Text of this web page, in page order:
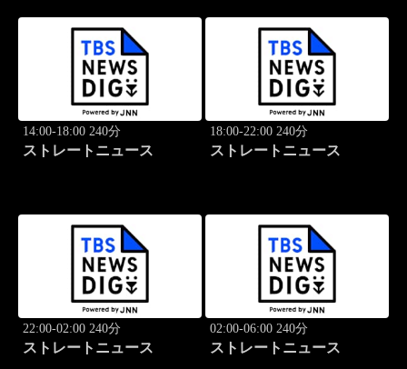
14:00-18:00 240分
ストレートニュース
18:00-22:00 240分
ストレートニュース
22:00-02:00 240分
ストレートニュース
02:00-06:00 240分
ストレートニュース